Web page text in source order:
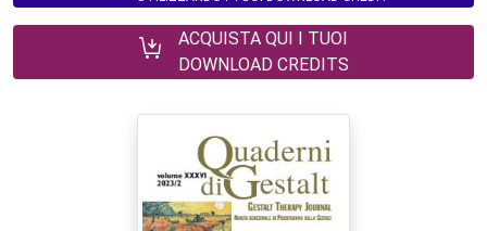
ACQUISTA QUI I TUOI
DOWNLOAD CREDITS